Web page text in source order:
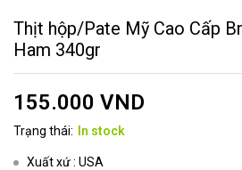
Thịt hộp/Pate Mỹ Cao Cấp
Ham 340gr
155.000 VND
Trạng thái: In stock
Xuất xứ : USA